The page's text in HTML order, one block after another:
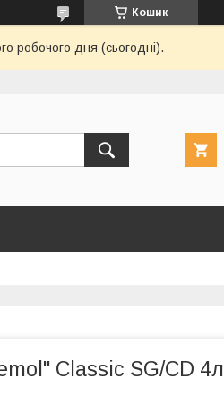
Кошик
робочого дня (сьогодні).
Classic SG/СD 4л